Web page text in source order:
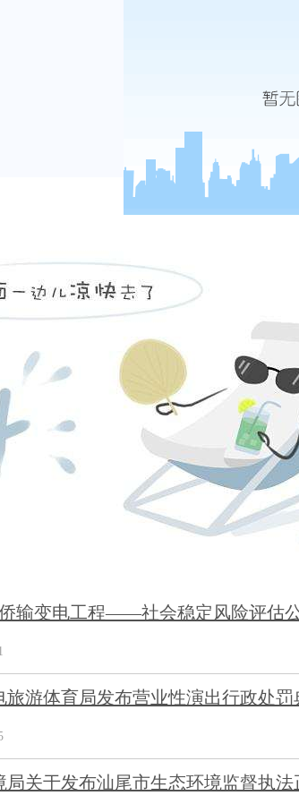
输变电工程——社会稳定风险评估
旅游体育局发布营业性演出行政处罚
局关于发布汕尾市生态环境监督执